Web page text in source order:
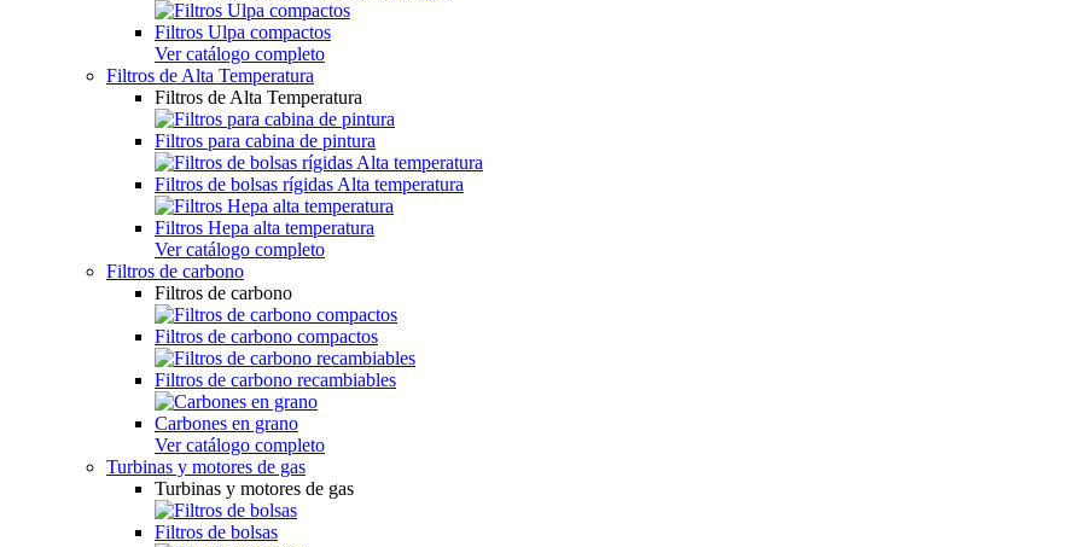
Filtros Ulpa compactos
Ver catálogo completo
Filtros de Alta Temperatura
Filtros de Alta Temperatura
Filtros para cabina de pintura
Filtros de bolsas rígidas Alta temperatura
Filtros Hepa alta temperatura
Ver catálogo completo
Filtros de carbono
Filtros de carbono
Filtros de carbono compactos
Filtros de carbono recambiables
Carbones en grano
Ver catálogo completo
Turbinas y motores de gas
Turbinas y motores de gas
Filtros de bolsas